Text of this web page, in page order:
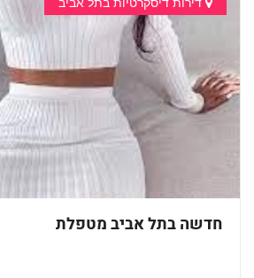
חדשה בתל אביב מטפלת